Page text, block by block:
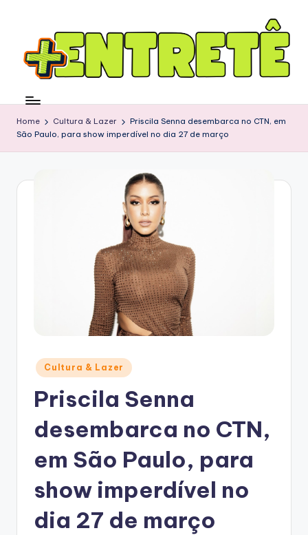
Home Cultura & Lazer
Priscila Senna desembarca no CTN, em
São Paulo, para show imperdível no dia 27 de março
Posted
in
Cultura & Lazer
Priscila Senna
desembarca no CTN,
em São Paulo, para
show imperdível no
dia 27 de março